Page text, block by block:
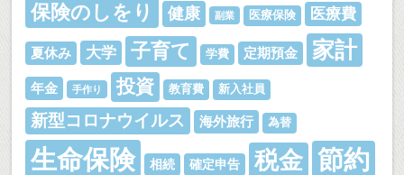
保険のしをり 健康 副業 医療保険 医療費
夏休み 大学 子育て 学費 定期預金 家計
年金 手作り 投資 教育費 新入社員
新型コロナウイルス 海外旅行 為替
生命保険 相続 確定申告 税金 節約